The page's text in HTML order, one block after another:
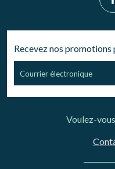
Recevez nos promotions
Voulez-